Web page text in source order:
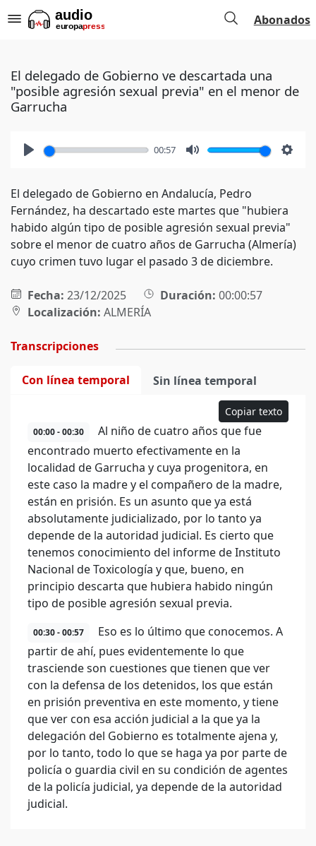
Abonados
El delegado de Gobierno ve descartada una
"posible agresión sexual previa" en el menor de
Garrucha
00:57
El delegado de Gobierno en Andalucía, Pedro
Fernández, ha descartado este martes que "hubiera
habido algún tipo de posible agresión sexual previa"
sobre el menor de cuatro años de Garrucha (Almería)
cuyo crimen tuvo lugar el pasado 3 de diciembre.
Fecha: 23/12/2025 Duración: 00:00:57
Localización: ALMERÍA
Transcripciones
Con línea temporal Sin línea temporal
Copiar texto
00:00 - 00:30
Al niño de cuatro años que fue
encontrado muerto efectivamente en la
localidad de Garrucha y cuya progenitora, en
este caso la madre y el compañero de la madre,
están en prisión. Es un asunto que ya está
absolutamente judicializado, por lo tanto ya
depende de la autoridad judicial. Es cierto que
tenemos conocimiento del informe de Instituto
Nacional de Toxicología y que, bueno, en
principio descarta que hubiera habido ningún
tipo de posible agresión sexual previa.
00:30 - 00:57
Eso es lo último que conocemos. A
partir de ahí, pues evidentemente lo que
trasciende son cuestiones que tienen que ver
con la defensa de los detenidos, los que están
en prisión preventiva en este momento, y tiene
que ver con esa acción judicial a la que ya la
delegación del Gobierno es totalmente ajena y,
por lo tanto, todo lo que se haga ya por parte de
policía o guardia civil en su condición de agentes
de la policía judicial, ya depende de la autoridad
judicial.